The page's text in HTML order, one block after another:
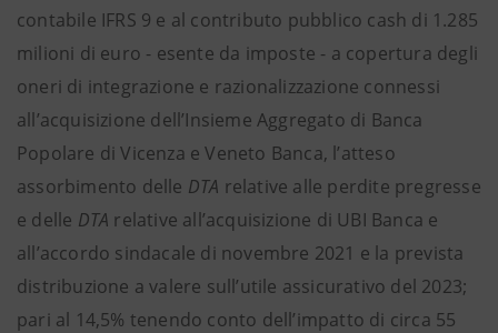
contabile IFRS 9 e al contributo pubblico cash di 1.285
milioni di euro - esente da imposte - a copertura degli
oneri di integrazione e razionalizzazione connessi
all’acquisizione dell’Insieme Aggregato di Banca
Popolare di Vicenza e Veneto Banca, l’atteso
assorbimento delle DTA relative alle perdite pregresse
e delle DTA relative all’acquisizione di UBI Banca e
all’accordo sindacale di novembre 2021 e la prevista
distribuzione a valere sull’utile assicurativo del 2023;
pari al 14,5% tenendo conto dell’impatto di circa 55